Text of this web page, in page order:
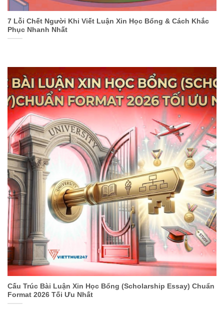
7 Lỗi Chết Người Khi Viết Luận Xin Học Bổng & Cách Khắc
Phục Nhanh Nhất
Cấu Trúc Bài Luận Xin Học Bổng (Scholarship Essay) Chuẩn
Format 2026 Tối Ưu Nhất